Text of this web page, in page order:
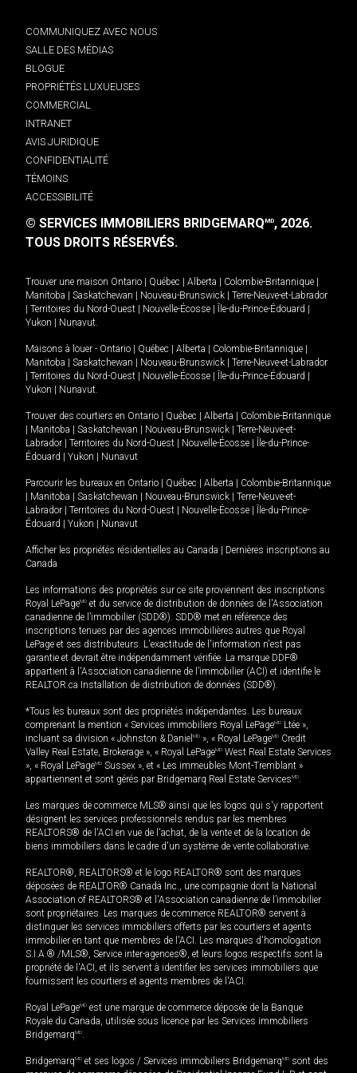
COMMUNIQUEZ AVEC NOUS
SALLE DES MÉDIAS
BLOGUE
PROPRIÉTÉS LUXUEUSES
COMMERCIAL
INTRANET
AVIS JURIDIQUE
CONFIDENTIALITÉ
TÉMOINS
ACCESSIBILITÉ
© SERVICES IMMOBILIERS BRIDGEMARQMD, 2026.
TOUS DROITS RÉSERVÉS.
Trouver une maison Ontario Québec Alberta Colombie-Britannique
Manitoba
Saskatchewan Nouveau-Brunswick
Terre-Neuve-et-Labrador
Territoires du Nord-Ouest Nouvelle-Écosse Île-du-Prince-Édouard
Yukon
Nunavut.
Maisons à louer - Ontario Québec Alberta Colombie-Britannique
Manitoba
Saskatchewan Nouveau-Brunswick
Terre-Neuve-et-Labrador
Territoires du Nord-Ouest Nouvelle-Écosse Île-du-Prince-Édouard
Yukon
Nunavut.
Trouver des courtiers en Ontario Québec Alberta
Colombie-Britannique
Manitoba Saskatchewan Nouveau-Brunswick
Terre-Neuve-et-
Labrador
Territoires du Nord-Ouest Nouvelle-Écosse
Île-du-Prince-
Édouard
Yukon Nunavut
Parcourir les bureaux en Ontario Québec Alberta
Colombie-Britannique
Manitoba Saskatchewan Nouveau-Brunswick
Terre-Neuve-et-
Labrador
Territoires du Nord-Ouest Nouvelle-Écosse
Île-du-Prince-
Édouard
Yukon Nunavut
Afficher les propriétés résidentielles au Canada
Dernières inscriptions au
Canada
Les informations des propriétés sur ce site proviennent des inscriptions
Royal LePageMD et du service de distribution de données de l'Association
canadienne de l’immobilier (SDD®). SDD® met en référence des
inscriptions tenues par des agences immobilières autres que Royal
LePage et ses distributeurs. L'exactitude de l'information n'est pas
garantie et devrait être indépendamment vérifiée. La marque DDF®
appartient à l'Association canadienne de l’immobilier (ACI) et identifie le
REALTOR.ca Installation de distribution de données (SDD®).
*Tous les bureaux sont des propriétés indépendantes. Les bureaux
comprenant la mention « Services immobiliers Royal LePageMD Ltée »,
incluant sa division « Johnston & Daniel MD », « Royal LePageMD Credit
Valley Real Estate, Brokerage », « Royal LePageMD West Real Estate Services
», « Royal LePageMD Sussex », et « Les immeubles Mont-Tremblant »
appartiennent et sont gérés par Bridgemarq Real Estate ServicesMD.
Les marques de commerce MLS® ainsi que les logos qui s'y rapportent
désignent les services professionnels rendus par les membres
REALTORS® de l'ACI en vue de l'achat, de la vente et de la location de
biens immobiliers dans le cadre d'un système de vente collaborative.
REALTOR®, REALTORS® et le logo REALTOR® sont des marques
déposées de REALTOR® Canada Inc., une compagnie dont la National
Association of REALTORS® et l'Association canadienne de l’immobilier
sont propriétaires. Les marques de commerce REALTOR® servent à
distinguer les services immobiliers offerts par les courtiers et agents
immobilier en tant que membres de l'ACI. Les marques d'homologation
S.I.A.® /MLS®, Service inter-agences®, et leurs logos respectifs sont la
propriété de l'ACI, et ils servent à identifier les services immobiliers que
fournissent les courtiers et agents membres de l'ACI.
Royal LePageMD est une marque de commerce déposée de la Banque
Royale du Canada, utilisée sous licence par les Services immobiliers
BridgemarqMD.
BridgemarqMD et ses logos / Services immobiliers BridgemarqMD sont des